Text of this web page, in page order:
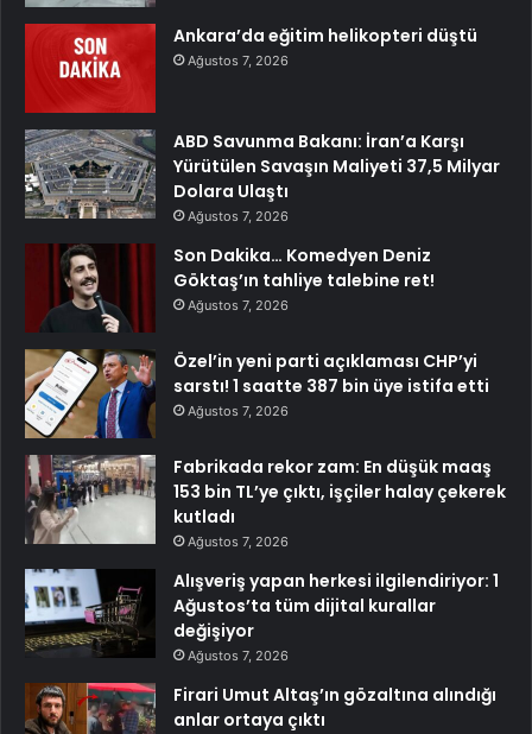
Ankara’da eğitim helikopteri düştü
Ağustos 7, 2026
ABD Savunma Bakanı: İran’a Karşı
Yürütülen Savaşın Maliyeti 37,5 Milyar
Dolara Ulaştı
Ağustos 7, 2026
Son Dakika… Komedyen Deniz
Göktaş’ın tahliye talebine ret!
Ağustos 7, 2026
Özel’in yeni parti açıklaması CHP’yi
sarstı! 1 saatte 387 bin üye istifa etti
Ağustos 7, 2026
Fabrikada rekor zam: En düşük maaş
153 bin TL’ye çıktı, işçiler halay çekerek
kutladı
Ağustos 7, 2026
Alışveriş yapan herkesi ilgilendiriyor: 1
Ağustos’ta tüm dijital kurallar
değişiyor
Ağustos 7, 2026
Firari Umut Altaş’ın gözaltına alındığı
anlar ortaya çıktı